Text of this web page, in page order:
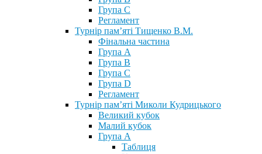
Група С
Регламент
Турнір пам’яті Тищенко В.М.
Фінальна частина
Група А
Група В
Група С
Група D
Регламент
Турнір пам’яті Миколи Кудрицького
Великий кубок
Малий кубок
Група А
Таблиця